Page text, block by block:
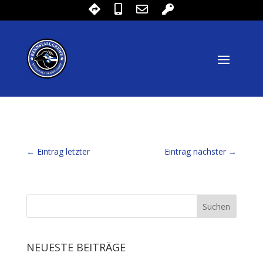
← Eintrag letzter Eintrag nächster →
NEUESTE BEITRÄGE